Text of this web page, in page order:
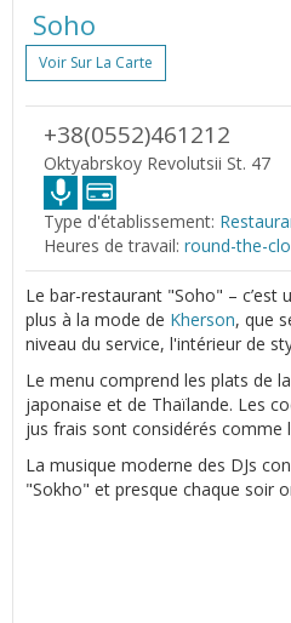
Soho
Voir Sur La Carte
+38(0552)461212
Oktyabrskoy Revolutsii St. 47
Type d'établissement:
Heures de travail: round-the-
Le bar-restaurant "Soho" – c’est
plus à la mode de Kherson, que
niveau du service, l'intérieur de
Le menu comprend les plats de
japonaise et de Thaïlande. Les
jus frais sont considérés comme
La musique moderne des DJs
"Sokho" et presque chaque soir